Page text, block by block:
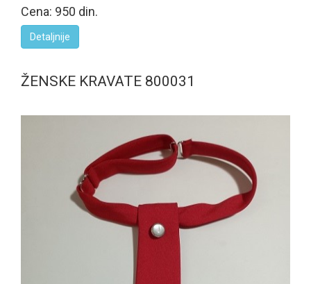
Cena: 950 din.
Detaljnije
ŽENSKE KRAVATE 800031